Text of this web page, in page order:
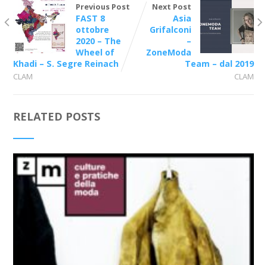
Previous Post
FAST 8
ottobre
2020 – The
Wheel of
Khadi – S. Segre Reinach
CLAM
Next Post
Asia
Grifalconi
–
ZoneModa
Team – dal 2019
CLAM
RELATED POSTS